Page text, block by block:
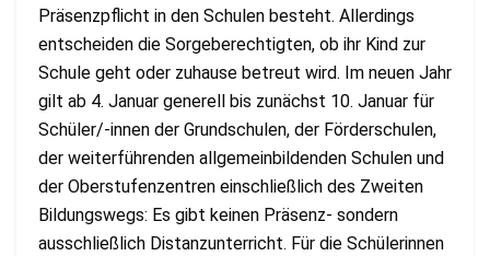
Präsenzpflicht in den Schulen besteht. Allerdings
entscheiden die Sorgeberechtigten, ob ihr Kind zur
Schule geht oder zuhause betreut wird. Im neuen Jahr
gilt ab 4. Januar generell bis zunächst 10. Januar für
Schüler/-innen der Grundschulen, der Förderschulen,
der weiterführenden allgemeinbildenden Schulen und
der Oberstufenzentren einschließlich des Zweiten
Bildungswegs: Es gibt keinen Präsenz- sondern
ausschließlich Distanzunterricht. Für die Schülerinnen